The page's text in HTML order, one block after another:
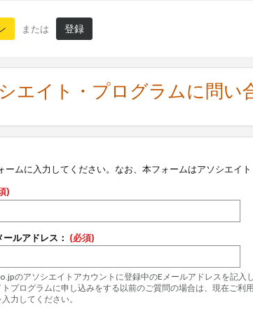
または 登録
エイト・プログラムに問い
ームに入力してください。なお、本フォームはアソシエイ
)
ールアドレス： (必須)
のアソシエイトアカウントに登録中のEメールアドレスを記入し
トプログラムに申し込みをする以前のご質問の場合は、現在ご利
力してください。